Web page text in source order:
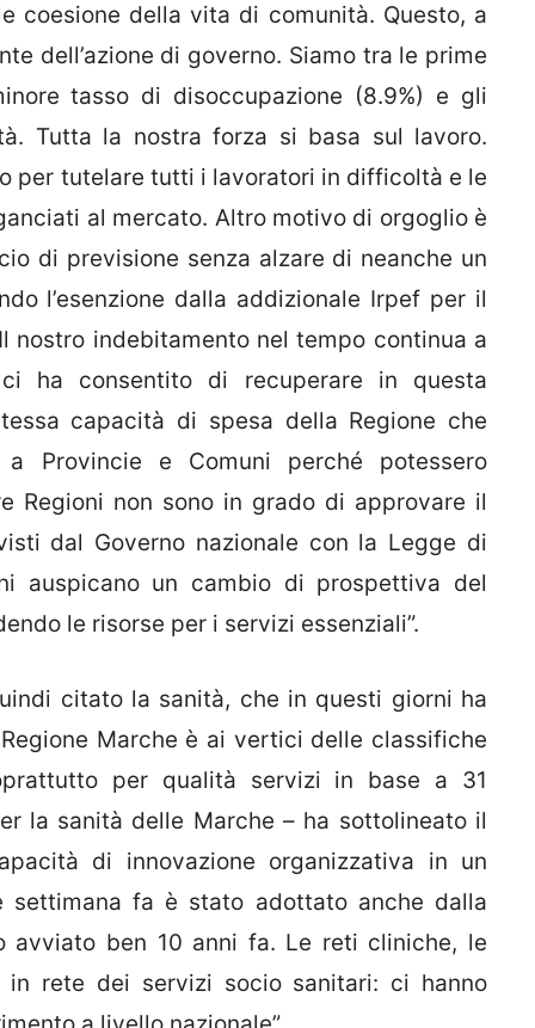
coesione della vita di comunità. Questo, a
dell’azione di governo. Siamo tra le prime
tasso di disoccupazione (8.9%) e gli
Tutta la nostra forza si basa sul lavoro.
per tutelare tutti i lavoratori in difficoltà e le
al mercato. Altro motivo di orgoglio è
di previsione senza alzare di neanche un
l’esenzione dalla addizionale Irpef per il
nostro indebitamento nel tempo continua a
ha consentito di recuperare in questa
capacità di spesa della Regione che
a Provincie e Comuni perché potessero
Regioni non sono in grado di approvare il
dal Governo nazionale con la Legge di
auspicano un cambio di prospettiva del
le risorse per i servizi essenziali”.
citato la sanità, che in questi giorni ha
Marche è ai vertici delle classifiche
per qualità servizi in base a 31
la sanità delle Marche – ha sottolineato il
di innovazione organizzativa in un
settimana fa è stato adottato anche dalla
avviato ben 10 anni fa. Le reti cliniche, le
in rete dei servizi socio sanitari: ci hanno